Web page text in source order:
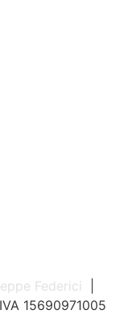
Federici
15690971005